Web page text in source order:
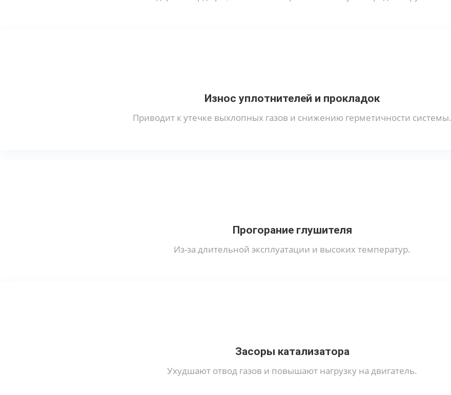
Износ уплотнителей и прокладок
Приводит к утечке выхлопных газов и снижению герметичности системы.
Прогорание глушителя
Из-за длительной эксплуатации и высоких температур.
Засоры катализатора
Ухудшают отвод газов и повышают нагрузку на двигатель.